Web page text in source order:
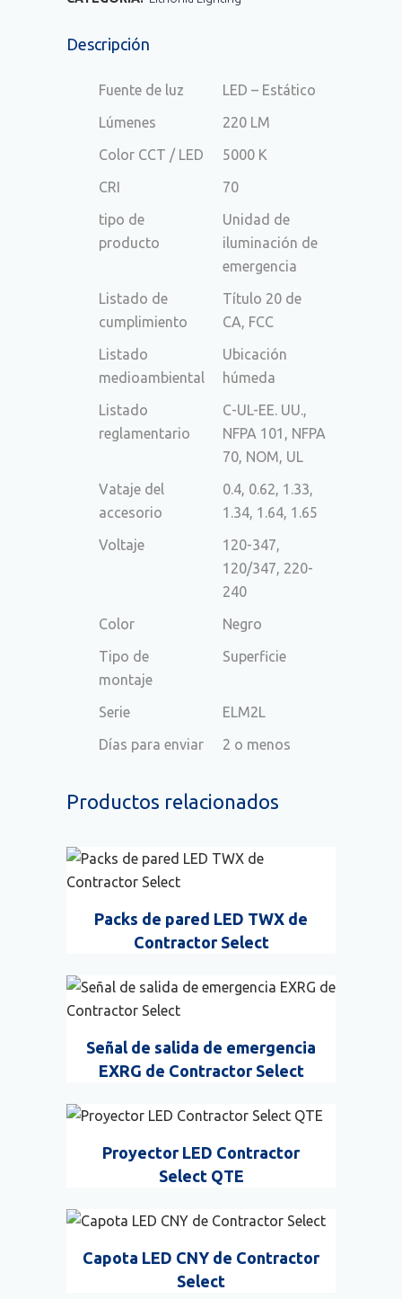
Descripción
Fuente de luz
LED – Estático
Lúmenes
220 LM
Color CCT / LED
5000 K
CRI
70
tipo de
producto
Unidad de
iluminación de
emergencia
Listado de
cumplimiento
Título 20 de
CA, FCC
Listado
medioambiental
Ubicación
húmeda
Listado
reglamentario
C-UL-EE. UU.,
NFPA 101, NFPA
70, NOM, UL
Vataje del
accesorio
0.4, 0.62, 1.33,
1.34, 1.64, 1.65
Voltaje
120-347,
120/347, 220-
240
Color
Negro
Tipo de
montaje
Superficie
Serie
ELM2L
Días para enviar
2 o menos
Productos relacionados
Packs de pared LED TWX de
Contractor Select
Señal de salida de emergencia
EXRG de Contractor Select
Proyector LED Contractor
Select QTE
Capota LED CNY de Contractor
Select